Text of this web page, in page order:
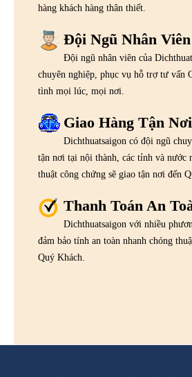
hàng khách hàng thân thiết.
Đội Ngũ Nhân Viên
Đội ngũ nhân viên của
chuyên nghiệp, phục vụ hỗ trợ tư vấn
tình mọi lúc, mọi nơi.
Giao Hàng Tận Nơi
Dichthuatsaigon có đội ngũ
tận nơi tại nội thành, các tỉnh và nước
thuật công chứng sẽ giao tận nơi đến
Thanh Toán An
Dichthuatsaigon với nhiều
đảm bảo tính an toàn nhanh chóng
Quý Khách.